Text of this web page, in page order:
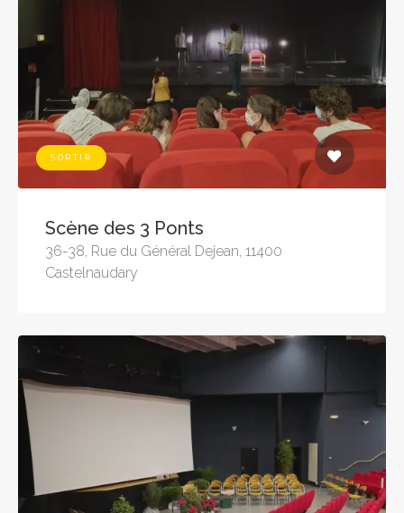
SORTIR
Scène des 3 Ponts
36-38, Rue du Général Dejean, 11400
Castelnaudary